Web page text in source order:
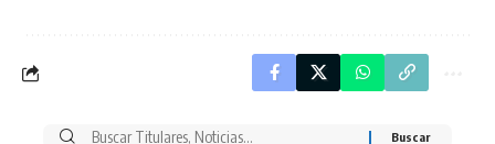
Buscar